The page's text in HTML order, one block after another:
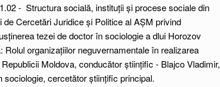
- Structura socială, instituții și procese sociale din
de Cercetări Juridice și Politice al AȘM privind
tezei de doctor în sociologie a dlui Horozov
Rolul organizațiilor neguvernamentale în realizarea
Moldova, conducător științific - Blajco Vladimir,
sociologie, cercetător științific principal.